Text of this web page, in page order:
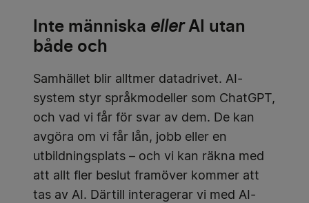
Inte människa ellerAI utan
både och
Samhället blir alltmer datadrivet. AI-
system styr språkmodeller som ChatGPT,
och vad vi får för svar av dem. De kan
avgöra om vi får lån, jobb eller en
utbildningsplats – och vi kan räkna med
att allt fler beslut framöver kommer att
tas av AI. Därtill interagerar vi med AI-